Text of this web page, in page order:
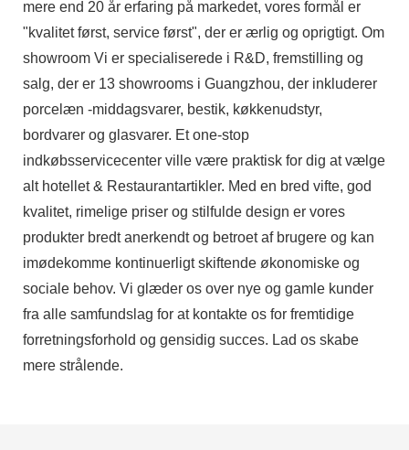
mere end 20 år erfaring på markedet, vores formål er
"kvalitet først, service først", der er ærlig og oprigtigt. Om
showroom Vi er specialiserede i R&D, fremstilling og
salg, der er 13 showrooms i Guangzhou, der inkluderer
porcelæn -middagsvarer, bestik, køkkenudstyr,
bordvarer og glasvarer. Et one-stop
indkøbsservicecenter ville være praktisk for dig at vælge
alt hotellet & Restaurantartikler. Med en bred vifte, god
kvalitet, rimelige priser og stilfulde design er vores
produkter bredt anerkendt og betroet af brugere og kan
imødekomme kontinuerligt skiftende økonomiske og
sociale behov. Vi glæder os over nye og gamle kunder
fra alle samfundslag for at kontakte os for fremtidige
forretningsforhold og gensidig succes. Lad os skabe
mere strålende.